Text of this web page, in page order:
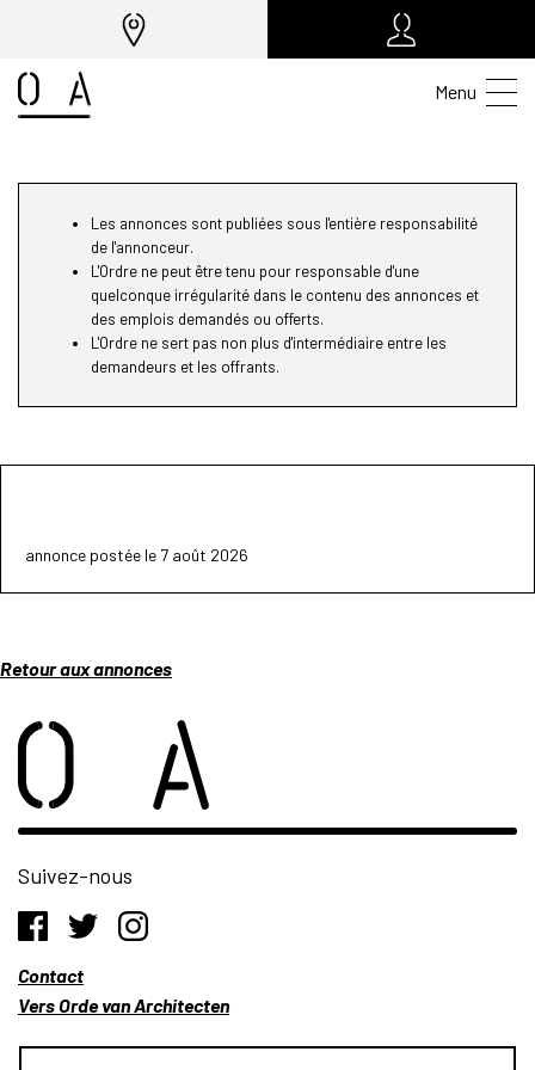
Menu
Les annonces sont publiées sous l'entière responsabilité
de l'annonceur.
L'Ordre ne peut être tenu pour responsable d'une
quelconque irrégularité dans le contenu des annonces et
des emplois demandés ou offerts.
L'Ordre ne sert pas non plus d'intermédiaire entre les
demandeurs et les offrants.
annonce postée le 7 août 2026
Retour aux annonces
Suivez-nous
Contact
Vers Orde van Architecten